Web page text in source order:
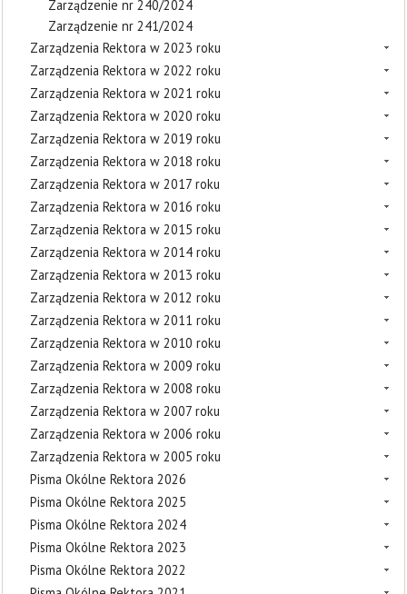
Zarządzenie nr 240/2024
Zarządzenie nr 241/2024
Zarządzenia Rektora w 2023 roku
Zarządzenia Rektora w 2022 roku
Zarządzenia Rektora w 2021 roku
Zarządzenia Rektora w 2020 roku
Zarządzenia Rektora w 2019 roku
Zarządzenia Rektora w 2018 roku
Zarządzenia Rektora w 2017 roku
Zarządzenia Rektora w 2016 roku
Zarządzenia Rektora w 2015 roku
Zarządzenia Rektora w 2014 roku
Zarządzenia Rektora w 2013 roku
Zarządzenia Rektora w 2012 roku
Zarządzenia Rektora w 2011 roku
Zarządzenia Rektora w 2010 roku
Zarządzenia Rektora w 2009 roku
Zarządzenia Rektora w 2008 roku
Zarządzenia Rektora w 2007 roku
Zarządzenia Rektora w 2006 roku
Zarządzenia Rektora w 2005 roku
Pisma Okólne Rektora 2026
Pisma Okólne Rektora 2025
Pisma Okólne Rektora 2024
Pisma Okólne Rektora 2023
Pisma Okólne Rektora 2022